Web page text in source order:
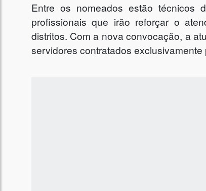
Entre os nomeados estão técnicos
profissionais que irão reforçar o
distritos. Com a nova convocação, a
servidores contratados